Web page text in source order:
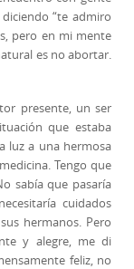
“te admiro
pero en mi mente
es no abortar.
presente, un ser
que estaba
luz a una hermosa
Tengo que
sabía que pasaría
cuidados
hermanos. Pero
y alegre, me di
feliz, no